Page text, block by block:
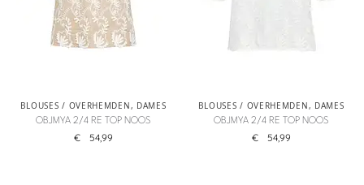
BLOUSES / OVERHEMDEN, DAMES
OBJMYA 2/4 RE TOP NOOS
€ 54,99
BLOUSES / OVERHEMDEN, DAMES
OBJMYA 2/4 RE TOP NOOS
€ 54,99